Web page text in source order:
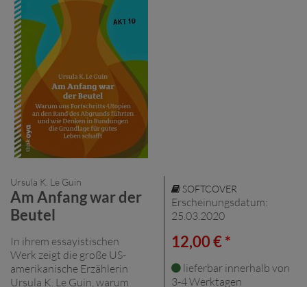
Ursula K. Le Guin
Am Anfang war der
Beutel
In ihrem essayistischen
Werk zeigt die große US-
amerikanische Erzählerin
Ursula K. Le Guin, warum
SOFTCOVER
Erscheinungsdatum:
25.03.2020
12,00 € *
lieferbar innerhalb von
3-4 Werktagen